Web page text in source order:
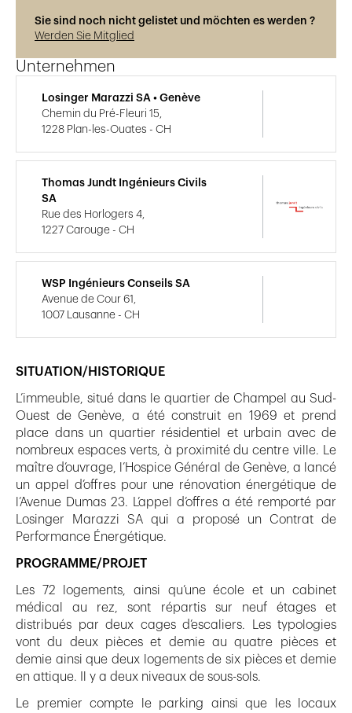
SITUATION/HISTORIQUE
L’immeuble, situé dans le quartier de Champel au Sud-
Ouest de Genève, a été construit en 1969 et prend
place dans un quartier résidentiel et urbain avec de
nombreux espaces verts, à proximité du centre ville. Le
maître d’ouvrage, l’Hospice Général de Genève, a lancé
un appel d’offres pour une rénovation énergétique de
l’Avenue Dumas 23. L’appel d’offres a été remporté par
Losinger Marazzi SA qui a proposé un Contrat de
Performance Énergétique.
PROGRAMME/PROJET
Les 72 logements, ainsi qu’une école et un cabinet
médical au rez, sont répartis sur neuf étages et
distribués par deux cages d’escaliers. Les typologies
vont du deux pièces et demie au quatre pièces et
demie ainsi que deux logements de six pièces et demie
en attique. Il y a deux niveaux de sous-sols.
Le premier compte le parking ainsi que les locaux
Sie sind noch nicht gelistet und möchten es werden ?
Werden Sie Mitglied
Unternehmen
Losinger Marazzi SA • Genève
Chemin du Pré-Fleuri 15,
1228 Plan-les-Ouates - CH
Thomas Jundt Ingénieurs Civils
SA
Rue des Horlogers 4,
1227 Carouge - CH
WSP Ingénieurs Conseils SA
Avenue de Cour 61,
1007 Lausanne - CH